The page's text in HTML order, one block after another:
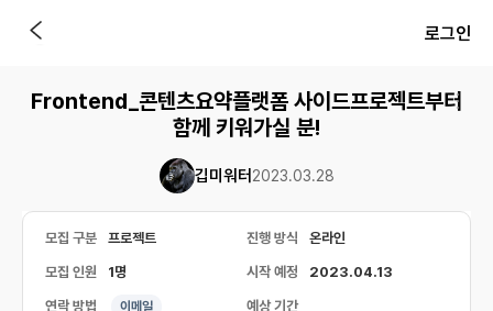
로그인
Frontend_콘텐츠요약플랫폼 사이드프로젝트부터
함께 키워가실 분!
깁미워터 2023.03.28
모집 구분 프로젝트 진행 방식 온라인
모집 인원 1명 시작 예정 2023.04.13
연락 방법 이메일 예상 기간